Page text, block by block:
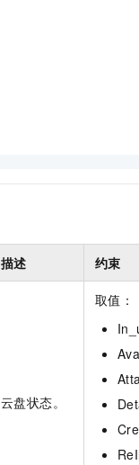
描述 约束
云盘状态。
取值：